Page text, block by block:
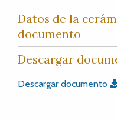
Datos de la
documento
Descargar
Descargar documento